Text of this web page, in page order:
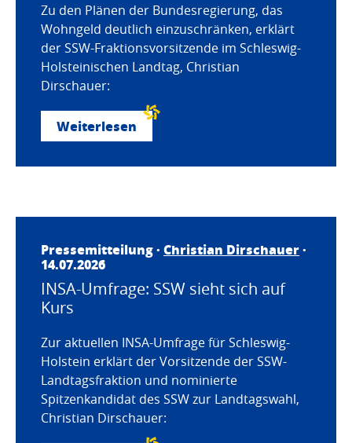
Zu den Plänen der Bundesregierung, das
Wohngeld deutlich einzuschränken, erklärt
der SSW-Fraktionsvorsitzende im Schleswig-
Holsteinischen Landtag, Christian
Dirschauer:
Weiterlesen
Pressemitteilung · Christian Dirschauer·
14.07.2026
INSA-Umfrage: SSW sieht sich auf
Kurs
Zur aktuellen INSA-Umfrage für Schleswig-
Holstein erklärt der Vorsitzende der SSW-
Landtagsfraktion und nominierte
Spitzenkandidat des SSW zur Landtagswahl,
Christian Dirschauer: